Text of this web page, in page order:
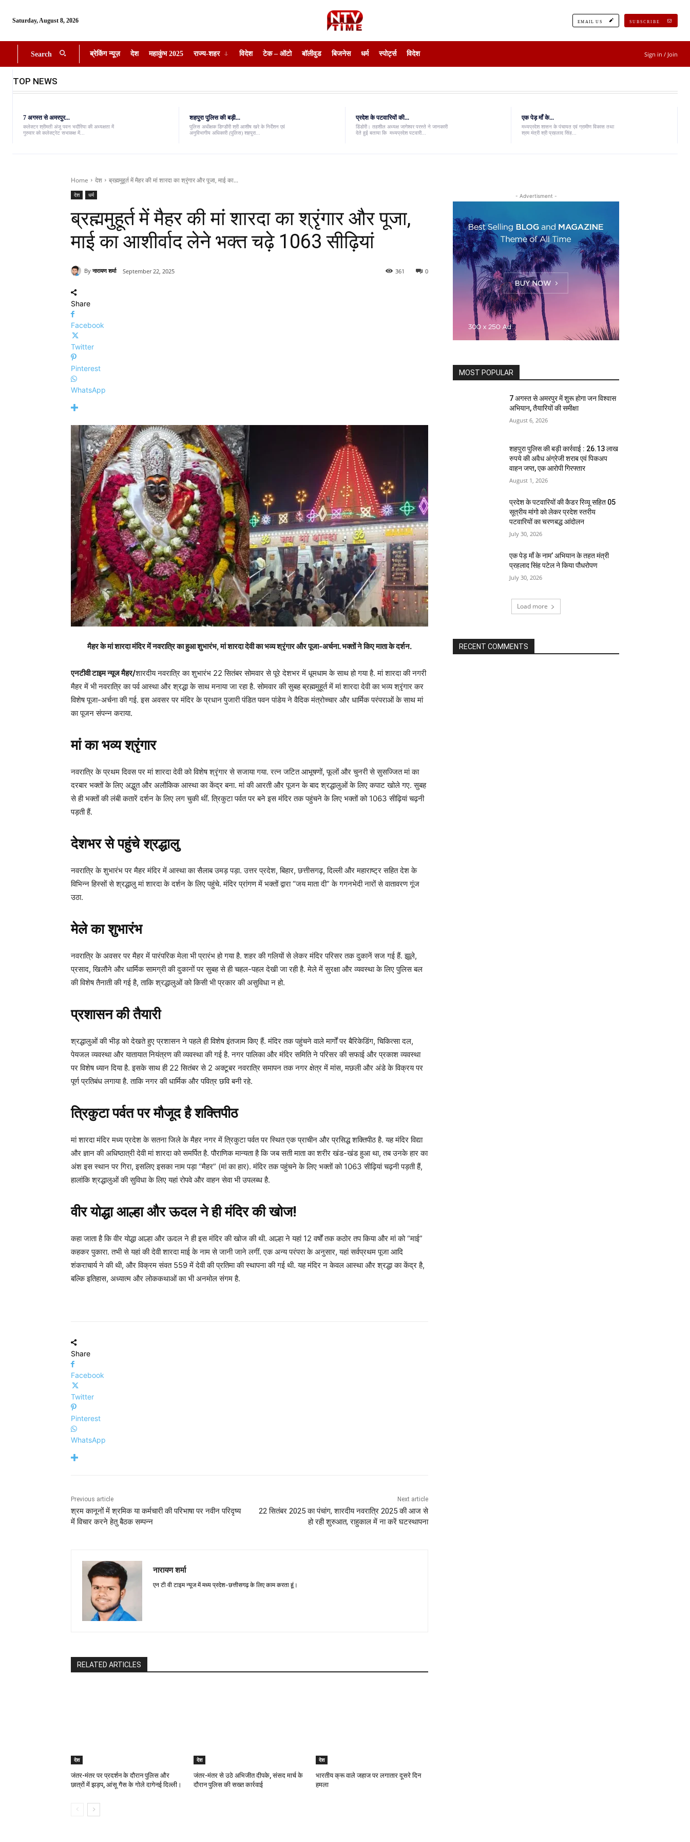
Saturday, August 8, 2026 EMAIL US SUBSCRIBE
Search ब्रेकिंग न्यूज़ देश महाकुंभ 2025 राज्य-शहर विदेश टेक – ऑटो बॉलीवुड बिजनेस धर्म स्पोर्ट्स विदेश Sign in / Join
TOP NEWS
7 अगस्त से अमरपुर...
कलेक्टर श्रीमती अंजू पवन भदौरिया की अध्यक्षता में
गुरुवार को कलेक्ट्रेट सभाकक्ष में...
शहपुरा पुलिस की बड़ी...
पुलिस अधीक्षक डिण्डौरी श्री आशीष खरे के निर्देशन एवं
अनुविभागीय अधिकारी (पुलिस) शहपुरा...
प्रदेश के पटवारियों की...
डिंडोरी। तहशील अध्यक्ष जागेश्वर परस्ते ने जानकारी
देते हुई बताया कि मध्यप्रदेश पटवारी...
एक पेड़ माँ के...
मध्यप्रदेश शासन के पंचायत एवं ग्रामीण विकास तथा
श्रम मंत्री श्री प्रहलाद सिंह...
Home देश ब्रह्ममुहूर्त में मैहर की मां शारदा का श्रृंगार और पूजा, माई का...
देश धर्म
ब्रह्ममुहूर्त में मैहर की मां शारदा का श्रृंगार और पूजा,
माई का आशीर्वाद लेने भक्त चढ़े 1063 सीढ़ियां
By नारायण शर्मा September 22, 2025 0
361
Share
Facebook
Twitter
Pinterest
WhatsApp
मैहर के मां शारदा मंदिर में नवरात्रि का हुआ शुभारंभ, मां शारदा देवी का भव्य श्रृंगार और पूजा-अर्चना. भक्तों ने किए माता के दर्शन.
एनटीवी टाइम न्यूज मैहर/शारदीय नवरात्रि का शुभारंभ 22 सितंबर सोमवार से पूरे देशभर में धूमधाम के साथ हो गया है. मां शारदा की नगरी
मैहर में भी नवरात्रि का पर्व आस्था और श्रद्धा के साथ मनाया जा रहा है. सोमवार की सुबह ब्रह्ममुहूर्त में मां शारदा देवी का भव्य श्रृंगार कर
विशेष पूजा-अर्चना की गई. इस अवसर पर मंदिर के प्रधान पुजारी पंडित पवन पांडेय ने वैदिक मंत्रोच्चार और धार्मिक परंपराओं के साथ मां
का पूजन संपन्न कराया.
मां का भव्य श्रृंगार
नवरात्रि के प्रथम दिवस पर मां शारदा देवी को विशेष श्रृंगार से सजाया गया. रत्न जटित आभूषणों, फूलों और चुनरी से सुसज्जित मां का
दरबार भक्तों के लिए अद्भुत और अलौकिक आस्था का केंद्र बना. मां की आरती और पूजन के बाद श्रद्धालुओं के लिए कपाट खोले गए. सुबह
से ही भक्तों की लंबी कतारें दर्शन के लिए लग चुकी थीं. त्रिकुटा पर्वत पर बने इस मंदिर तक पहुंचने के लिए भक्तों को 1063 सीढ़ियां चढ़नी
पड़ती हैं.
देशभर से पहुंचे श्रद्धालु
नवरात्रि के शुभारंभ पर मैहर मंदिर में आस्था का सैलाब उमड़ पड़ा. उत्तर प्रदेश, बिहार, छत्तीसगढ़, दिल्ली और महाराष्ट्र सहित देश के
विभिन्न हिस्सों से श्रद्धालु मां शारदा के दर्शन के लिए पहुंचे. मंदिर प्रांगण में भक्तों द्वारा “जय माता दी” के गगनभेदी नारों से वातावरण गूंज
उठा.
मेले का शुभारंभ
नवरात्रि के अवसर पर मैहर में पारंपरिक मेला भी प्रारंभ हो गया है. शहर की गलियों से लेकर मंदिर परिसर तक दुकानें सज गई हैं. झूले,
प्रसाद, खिलौने और धार्मिक सामग्री की दुकानों पर सुबह से ही चहल-पहल देखी जा रही है. मेले में सुरक्षा और व्यवस्था के लिए पुलिस बल
की विशेष तैनाती की गई है, ताकि श्रद्धालुओं को किसी भी प्रकार की असुविधा न हो.
प्रशासन की तैयारी
श्रद्धालुओं की भीड़ को देखते हुए प्रशासन ने पहले ही विशेष इंतजाम किए हैं. मंदिर तक पहुंचने वाले मार्गों पर बैरिकेडिंग, चिकित्सा दल,
पेयजल व्यवस्था और यातायात नियंत्रण की व्यवस्था की गई है. नगर पालिका और मंदिर समिति ने परिसर की सफाई और प्रकाश व्यवस्था
पर विशेष ध्यान दिया है. इसके साथ ही 22 सितंबर से 2 अक्टूबर नवरात्रि समापन तक नगर क्षेत्र में मांस, मछली और अंडे के विक्रय पर
पूर्ण प्रतिबंध लगाया है. ताकि नगर की धार्मिक और पवित्र छवि बनी रहे.
त्रिकुटा पर्वत पर मौजूद है शक्तिपीठ
मां शारदा मंदिर मध्य प्रदेश के सतना जिले के मैहर नगर में त्रिकुटा पर्वत पर स्थित एक प्राचीन और प्रसिद्ध शक्तिपीठ है. यह मंदिर विद्या
और ज्ञान की अधिष्ठात्री देवी मां शारदा को समर्पित है. पौराणिक मान्यता है कि जब सती माता का शरीर खंड-खंड हुआ था, तब उनके हार का
अंश इस स्थान पर गिरा, इसलिए इसका नाम पड़ा “मैहर” (मां का हार). मंदिर तक पहुंचने के लिए भक्तों को 1063 सीढ़ियां चढ़नी पड़ती हैं,
हालांकि श्रद्धालुओं की सुविधा के लिए यहां रोपवे और वाहन सेवा भी उपलब्ध है.
वीर योद्धा आल्हा और ऊदल ने ही मंदिर की खोज!
कहा जाता है कि वीर योद्धा आल्हा और ऊदल ने ही इस मंदिर की खोज की थी. आल्हा ने यहां 12 वर्षों तक कठोर तप किया और मां को “माई”
कहकर पुकारा. तभी से यहां की देवी शारदा माई के नाम से जानी जाने लगीं. एक अन्य परंपरा के अनुसार, यहां सर्वप्रथम पूजा आदि
शंकराचार्य ने की थी, और विक्रम संवत 559 में देवी की प्रतिमा की स्थापना की गई थी. यह मंदिर न केवल आस्था और श्रद्धा का केंद्र है,
बल्कि इतिहास, अध्यात्म और लोककथाओं का भी अनमोल संगम है.
Share
Facebook
Twitter
Pinterest
WhatsApp
Previous article
श्रम कानूनों में श्रमिक या कर्मचारी की परिभाषा पर नवीन परिदृष्य
में विचार करने हेतु बैठक सम्पन्न
Next article
22 सितंबर 2025 का पंचांग, शारदीय नवरात्रि 2025 की आज से
हो रही शुरुआत, राहुकाल में ना करें घटस्थापना
नारायण शर्मा
एन टी वी टाइम न्यूज में मध्य प्रदेश-छत्तीसगढ़ के लिए काम करता हूं।
RELATED ARTICLES
देश
जंतर-मंतर पर प्रदर्शन के दौरान पुलिस और
छात्रों में झड़प, आंसू गैस के गोले दागेनई दिल्ली।
देश
जंतर-मंतर से उठे अभिजीत दीपके, संसद मार्च के
दौरान पुलिस की सख्त कार्रवाई
देश
भारतीय क्रू वाले जहाज पर लगातार दूसरे दिन
हमला
- Advertisment -
MOST POPULAR
7 अगस्त से अमरपुर में शुरू होगा जन विश्वास
अभियान, तैयारियों की समीक्षा
August 6, 2026
शहपुरा पुलिस की बड़ी कार्रवाई : 26.13 लाख
रुपये की अवैध अंग्रेजी शराब एवं पिकअप
वाहन जप्त, एक आरोपी गिरफ्तार
August 1, 2026
प्रदेश के पटवारियों की कैडर रिव्यू सहित 05
सूत्रीय मांगो को लेकर प्रदेश स्तरीय
पटवारियों का चरणबद्ध आंदोलन
July 30, 2026
एक पेड़ माँ के नाम’ अभियान के तहत मंत्री
प्रहलाद सिंह पटेल ने किया पौधरोपण
July 30, 2026
Load more
RECENT COMMENTS